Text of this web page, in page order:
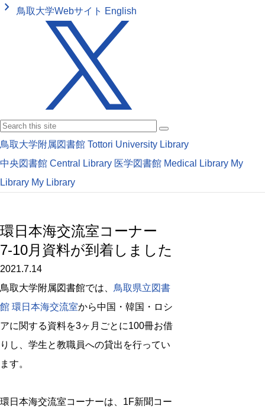
keyboard_arrow_right 鳥取大学Webサイト English
鳥取大学附属図書館 Tottori University Library
中央図書館 Central Library 医学図書館 Medical Library My
Library My Library
環日本海交流室コーナー
7-10月資料が到着しました
2021.7.14
鳥取大学附属図書館では、 鳥取県立図書
館 環日本海交流室から中国・韓国・ロシ
アに関する資料を3ヶ月ごとに100冊お借
りし、学生と教職員への貸出を行ってい
ます。
環日本海交流室コーナーは、1F新聞コー